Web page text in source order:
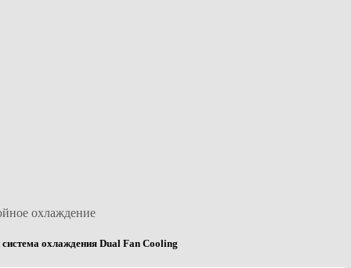
охлаждение
охлаждения Dual Fan Cooling